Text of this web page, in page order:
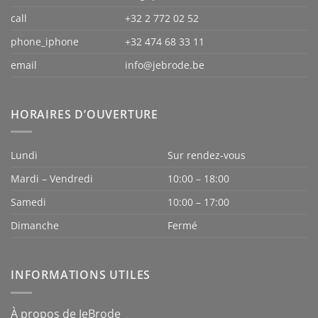
call
+32 2 772 02 52
phone_iphone
+32 474 68 33 11
email
info@jebrode.be
HORAIRES D’OUVERTURE
Lundi
Sur rendez-vous
Mardi – Vendredi
10:00 – 18:00
Samedi
10:00 – 17:00
Dimanche
Fermé
INFORMATIONS UTILES
À propos de JeBrode